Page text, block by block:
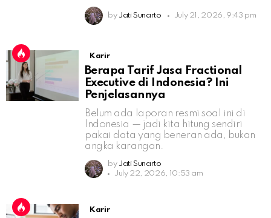
by Jati Sunarto July 21, 2026, 9:43 pm
Karir
Berapa Tarif Jasa Fractional
Executive di Indonesia? Ini
Penjelasannya
Belum ada laporan resmi soal ini di
Indonesia — jadi kita hitung sendiri
pakai data yang beneran ada, bukan
angka karangan.
by Jati Sunarto
July 22, 2026, 10:53 am
Karir